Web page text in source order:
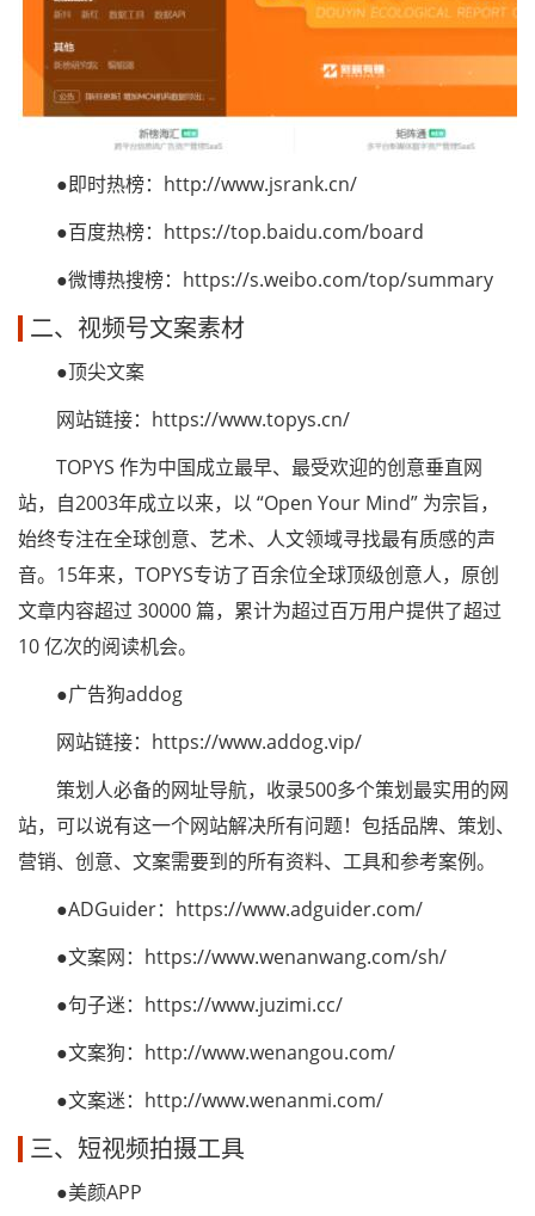
●即时热榜：http://www.jsrank.cn/
●百度热榜：https://top.baidu.com/board
●微博热搜榜：https://s.weibo.com/top/summary
二、视频号文案素材
●顶尖文案
网站链接：https://www.topys.cn/
TOPYS 作为中国成立最早、最受欢迎的创意垂直网
站，自2003年成立以来，以 “Open Your Mind” 为宗旨，
始终专注在全球创意、艺术、人文领域寻找最有质感的声
音。15年来，TOPYS专访了百余位全球顶级创意人，原创
文章内容超过 30000 篇，累计为超过百万用户提供了超过
10 亿次的阅读机会。
●广告狗addog
网站链接：https://www.addog.vip/
策划人必备的网址导航，收录500多个策划最实用的网
站，可以说有这一个网站解决所有问题！包括品牌、策划、
营销、创意、文案需要到的所有资料、工具和参考案例。
●ADGuider：https://www.adguider.com/
●文案网：https://www.wenanwang.com/sh/
●句子迷：https://www.juzimi.cc/
●文案狗：http://www.wenangou.com/
●文案迷：http://www.wenanmi.com/
三、短视频拍摄工具
●美颜APP